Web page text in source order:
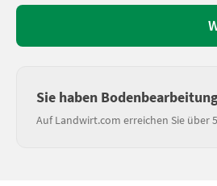
Sie haben
Auf Landwirt.com erreichen Sie über